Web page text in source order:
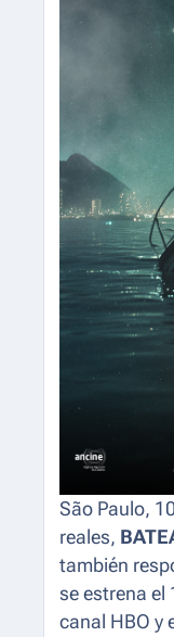
São Paulo,
reales,
también
se estrena el
canal HBO y